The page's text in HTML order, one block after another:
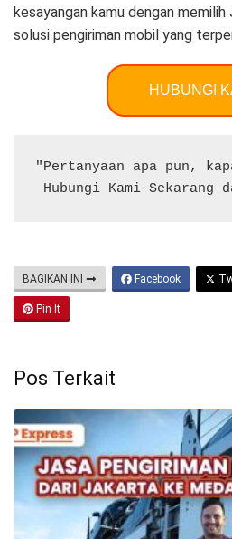
kesayangan kamu dengan
solusi pengiriman mobil yang
HUBUNGI
"Pertanyaan apa pun,
Hubungi Kami Sekarang
BAGIKAN INI Facebook
Pin It
Pos Terkait